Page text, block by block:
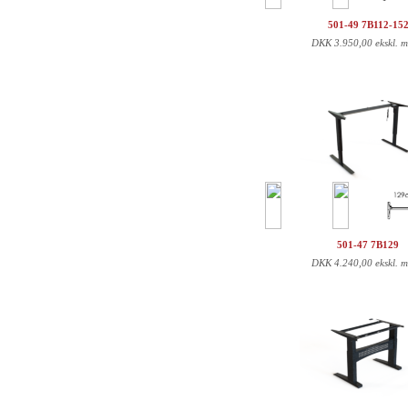
501-49 7B112-152
DKK3.950,00 ekskl.
501-47 7B129
DKK4.240,00 ekskl.